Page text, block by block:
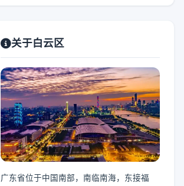
关于白云区
广东省位于中国南部，南临南海，东接福